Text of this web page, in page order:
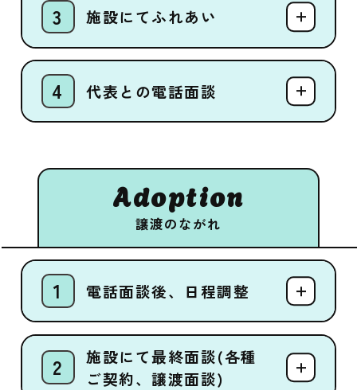
施設にてふれあい
代表との電話面談
Adoption
譲渡のながれ
電話面談後、日程調整
施設にて最終面談(各種
ご契約、譲渡面談)